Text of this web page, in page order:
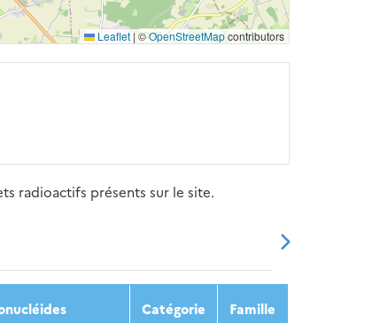
Leaflet | ©OpenStreetMapcontributors
radioactifs présents sur le site.
2021 2022 2023
Catégorie Famille